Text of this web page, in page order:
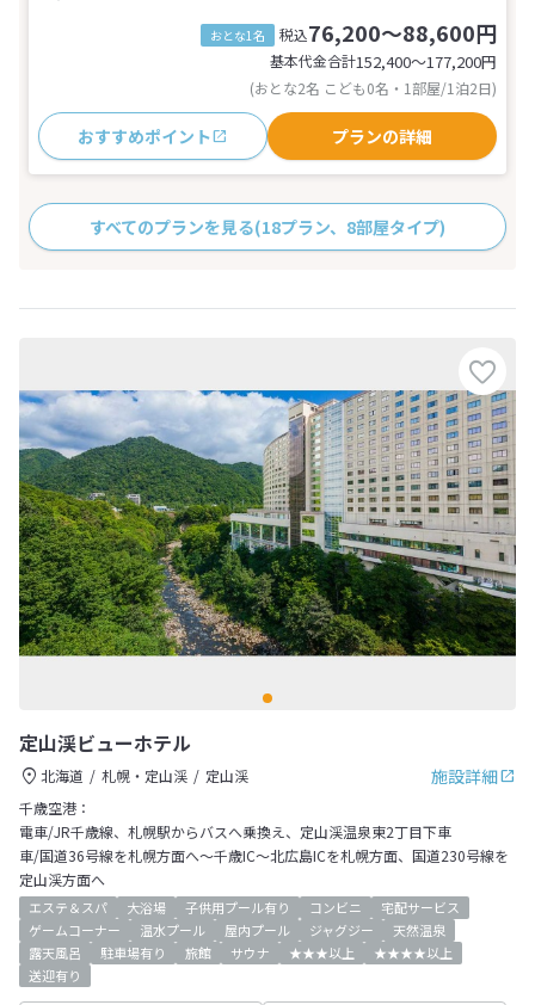
おとな1名 税込76,200～88,600円
基本代金合計152,400〜177,200円
(おとな2名 こども0名・1部屋/1泊2日)
おすすめポイント プランの詳細
すべてのプランを見る(18プラン、8部屋タイプ)
定山渓ビューホテル
施設詳細
北海道 札幌・定山渓
定山渓
千歳空港：
電車/JR千歳線、札幌駅からバスへ乗換え、定山渓温泉東2丁目下車
車/国道36号線を札幌方面へ～千歳IC～北広島ICを札幌方面、国道230号線を
定山渓方面へ
エステ＆スパ 大浴場 子供用プール有り コンビニ
宅配サービス
ゲームコーナー
温水プール 屋内プール ジャグジー
天然温泉
露天風呂
駐車場有り 旅館 サウナ ★★★以上
★★★★以上
送迎有り